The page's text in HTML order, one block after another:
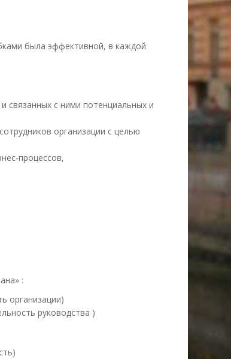
была эффективной, в каждой
связанных с ними потенциальных и
организации с целью
процессов,
:
организации)
руководства )